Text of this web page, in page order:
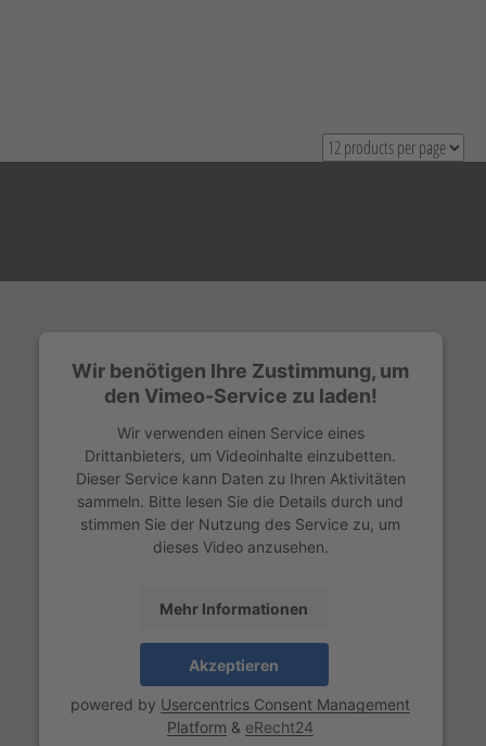
Wir benötigen Ihre Zustimmung, um
den Vimeo-Service zu laden!
Wir verwenden einen Service eines
Drittanbieters, um Videoinhalte einzubetten.
Dieser Service kann Daten zu Ihren Aktivitäten
sammeln. Bitte lesen Sie die Details durch und
stimmen Sie der Nutzung des Service zu, um
dieses Video anzusehen.
Mehr Informationen
Akzeptieren
powered by Usercentrics Consent Management
Platform & eRecht24